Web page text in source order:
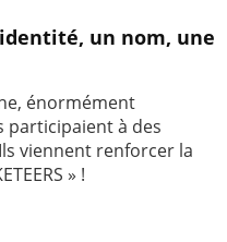
un nom, une
énormément
participaient à des
viennent renforcer la
» !